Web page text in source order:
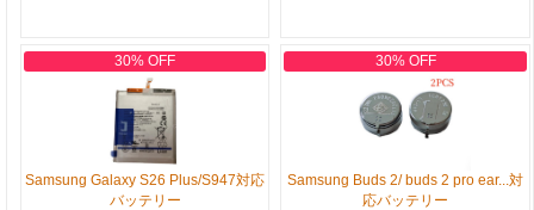
30% OFF
Samsung Galaxy S26 Plus/S947対応
バッテリー
30% OFF
Samsung Buds 2/ buds 2 pro ear...対
応バッテリー